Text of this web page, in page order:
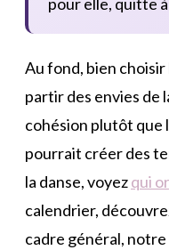
pour elle, quitte
Au fond, bien choisir
partir des envies de
cohésion plutôt que
pourrait créer des
la danse, voyezqui
calendrier,
cadre général, notre